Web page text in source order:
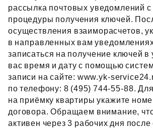
рассылка почтовых уведомлений
процедуры получения ключей.
осуществления взаиморасчетов,
в направленных вам
записаться на получение ключей в
вас время и дату с помощью
записи на сайте:
по телефону: 8 (495) 744‑55‑88.
на приёмку квартиры укажите
договора. Обращаем внимание,
активен через 3 рабочих дня